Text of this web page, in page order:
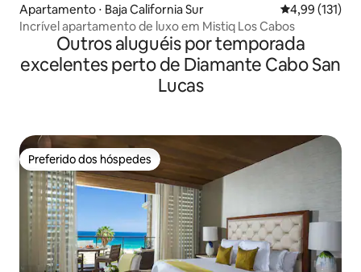
Apartamento ⋅ Baja California Sur 4,99 de uma
4,99 (131)
Incrível apartamento de luxo em Mistiq Los Cabos
Outros aluguéis por temporada
excelentes perto de Diamante Cabo San
Lucas
Preferido dos hóspedes
Preferido dos hóspedes